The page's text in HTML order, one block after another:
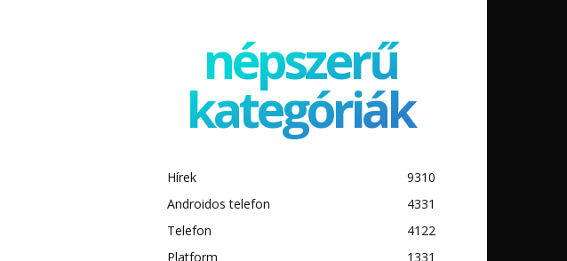
népszerű
kategóriák
Hírek
9310
Androidos telefon
4331
Telefon
4122
Platform
1331